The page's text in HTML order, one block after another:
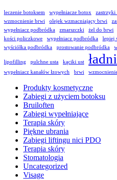
leczenie botoksem wypełniacze botox zastrzyki
wzmocnienie brwi
olejek wzmacniający brwi
wypełniacz podbródka
zmarszczki żel do brwi
kości policzkowe
wypełniacz podbródka
lepiej
wyściółka podbródka
prostowanie podbródka
lipofilling pulchne usta kąciki ust
wypełniacz kanałów łzowych brwi
Produkty kosmetyczne
Zabiegi z użyciem botoksu
Bruiloften
Zabiegi wypełniające
Terapia skóry
Piękne ubrania
Zabiegi liftingu nici PDO
Terapia skóry
Stomatologia
Uncategorized
Visage